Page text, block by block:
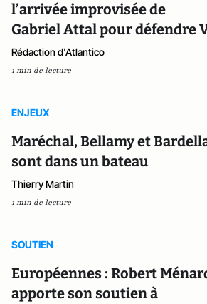
l’arrivée improvisée de
Gabriel Attal pour défendre
Rédaction d'Atlantico
1 min de lecture
ENJEUX
Maréchal, Bellamy et
sont dans un bateau
Thierry Martin
1 min de lecture
SOUTIEN
Européennes : Robert
apporte son soutien à